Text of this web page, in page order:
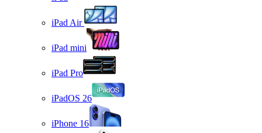
iPad Air
iPad mini
iPad Pro
iPadOS 26
iPhone 16